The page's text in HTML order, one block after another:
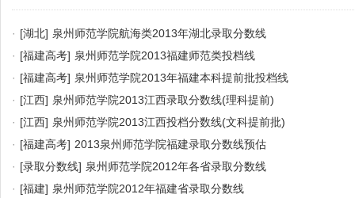
· [湖北] 泉州师范学院航海类2013年湖北录取分数线
· [福建高考] 泉州师范学院2013福建师范类投档线
· [福建高考] 泉州师范学院2013年福建本科提前批投档线
· [江西] 泉州师范学院2013江西录取分数线(理科提前)
· [江西] 泉州师范学院2013江西投档分数线(文科提前批)
· [福建高考] 2013泉州师范学院福建录取分数线预估
· [录取分数线] 泉州师范学院2012年各省录取分数线
· [福建] 泉州师范学院2012年福建省录取分数线